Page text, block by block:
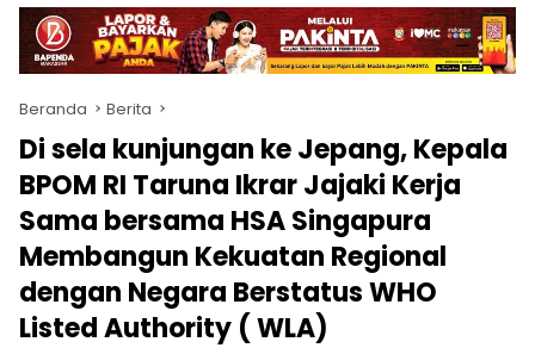
Beranda Berita
Di sela kunjungan ke Jepang, Kepala
BPOM RI Taruna Ikrar Jajaki Kerja
Sama bersama HSA Singapura
Membangun Kekuatan Regional
dengan Negara Berstatus WHO
Listed Authority ( WLA)